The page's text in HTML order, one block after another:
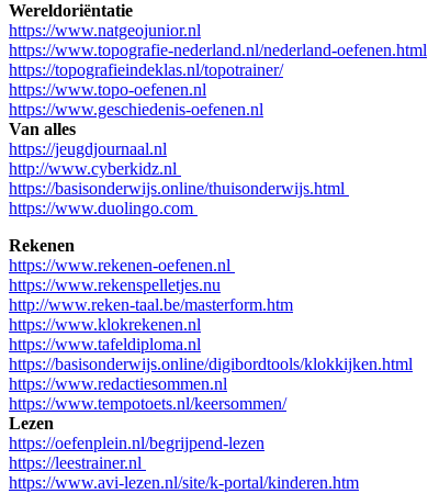
Wereldoriëntatie
https://www.natgeojunior.nl
https://www.topografie-nederland.nl/nederland-oefenen.html
https://topografieindeklas.nl/topotrainer/
https://www.topo-oefenen.nl
https://www.geschiedenis-oefenen.nl
Van alles
https://jeugdjournaal.nl
http://www.cyberkidz.nl
https://basisonderwijs.online/thuisonderwijs.html
https://www.duolingo.com
Rekenen
https://www.rekenen-oefenen.nl
https://www.rekenspelletjes.nu
http://www.reken-taal.be/masterform.htm
https://www.klokrekenen.nl
https://www.tafeldiploma.nl
https://basisonderwijs.online/digibordtools/klokkijken.html
https://www.redactiesommen.nl
https://www.tempotoets.nl/keersommen/
Lezen
https://oefenplein.nl/begrijpend-lezen
https://leestrainer.nl
https://www.avi-lezen.nl/site/k-portal/kinderen.htm